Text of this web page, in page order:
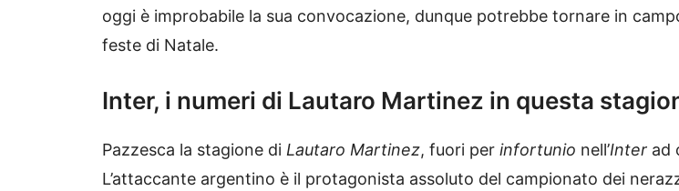
oggi è improbabile la sua convocazione, dunque potrebbe tornare in
feste di Natale.
Inter, i numeri di Lautaro Martinez in questa
Pazzesca la stagione di Lautaro Martinez, fuori per infortunio nell’Inter ad
L’attaccante argentino è il protagonista assoluto del campionato dei